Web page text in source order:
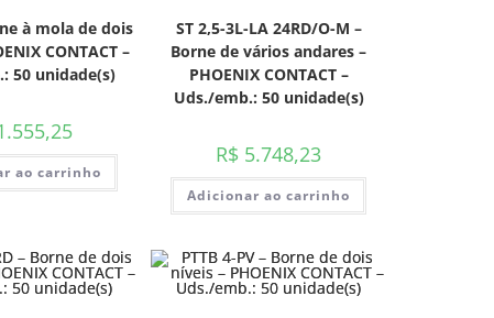
à mola de dois
CONTACT –
50 unidade(s)
ao carrinho
ST 2,5-3L-LA 24RD/O-M –
Borne de vários andares –
PHOENIX CONTACT –
Uds./emb.: 50 unidade(s)
R$ 5.748,23
Adicionar ao carrinho